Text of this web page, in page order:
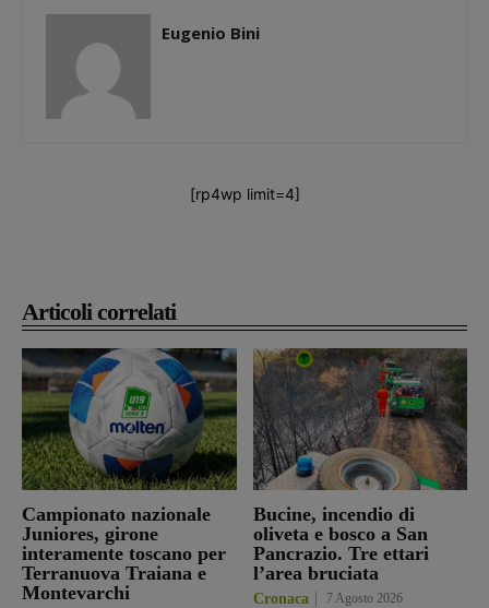
Articoli correlati
Campionato nazionale
Juniores, girone
interamente toscano per
Terranuova Traiana e
Montevarchi
Bucine, incendio di
oliveta e bosco a San
Pancrazio. Tre ettari
l’area bruciata
Cronaca 7 Agosto 2026
Eugenio Bini
[rp4wp limit=4]